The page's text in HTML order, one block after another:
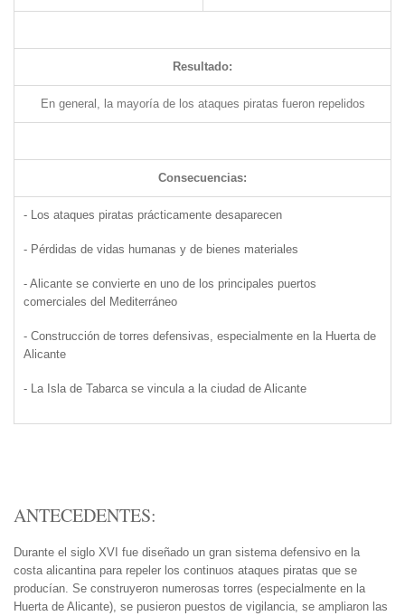
Resultado:
En general, la mayoría de los ataques piratas fueron repelidos
Consecuencias:
- Los ataques piratas prácticamente desaparecen
- Pérdidas de vidas humanas y de bienes materiales
- Alicante se convierte en uno de los principales puertos
comerciales del Mediterráneo
- Construcción de torres defensivas, especialmente en la Huerta de
Alicante
- La Isla de Tabarca se vincula a la ciudad de Alicante
ANTECEDENTES:
Durante el siglo XVI fue diseñado un gran sistema defensivo en la
costa alicantina para repeler los continuos ataques piratas que se
producían. Se construyeron numerosas torres (especialmente en la
Huerta de Alicante), se pusieron puestos de vigilancia, se ampliaron las